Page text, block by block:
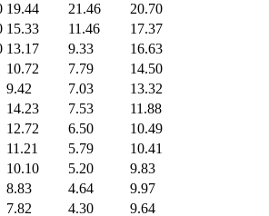
19.44 21.46
20.70
15.33 11.46
17.37
13.17 9.33
16.63
10.72 7.79
14.50
9.42 7.03
13.32
14.23 7.53
11.88
12.72 6.50
10.49
11.21 5.79
10.41
10.10 5.20
9.83
8.83 4.64
9.97
7.82 4.30
9.64